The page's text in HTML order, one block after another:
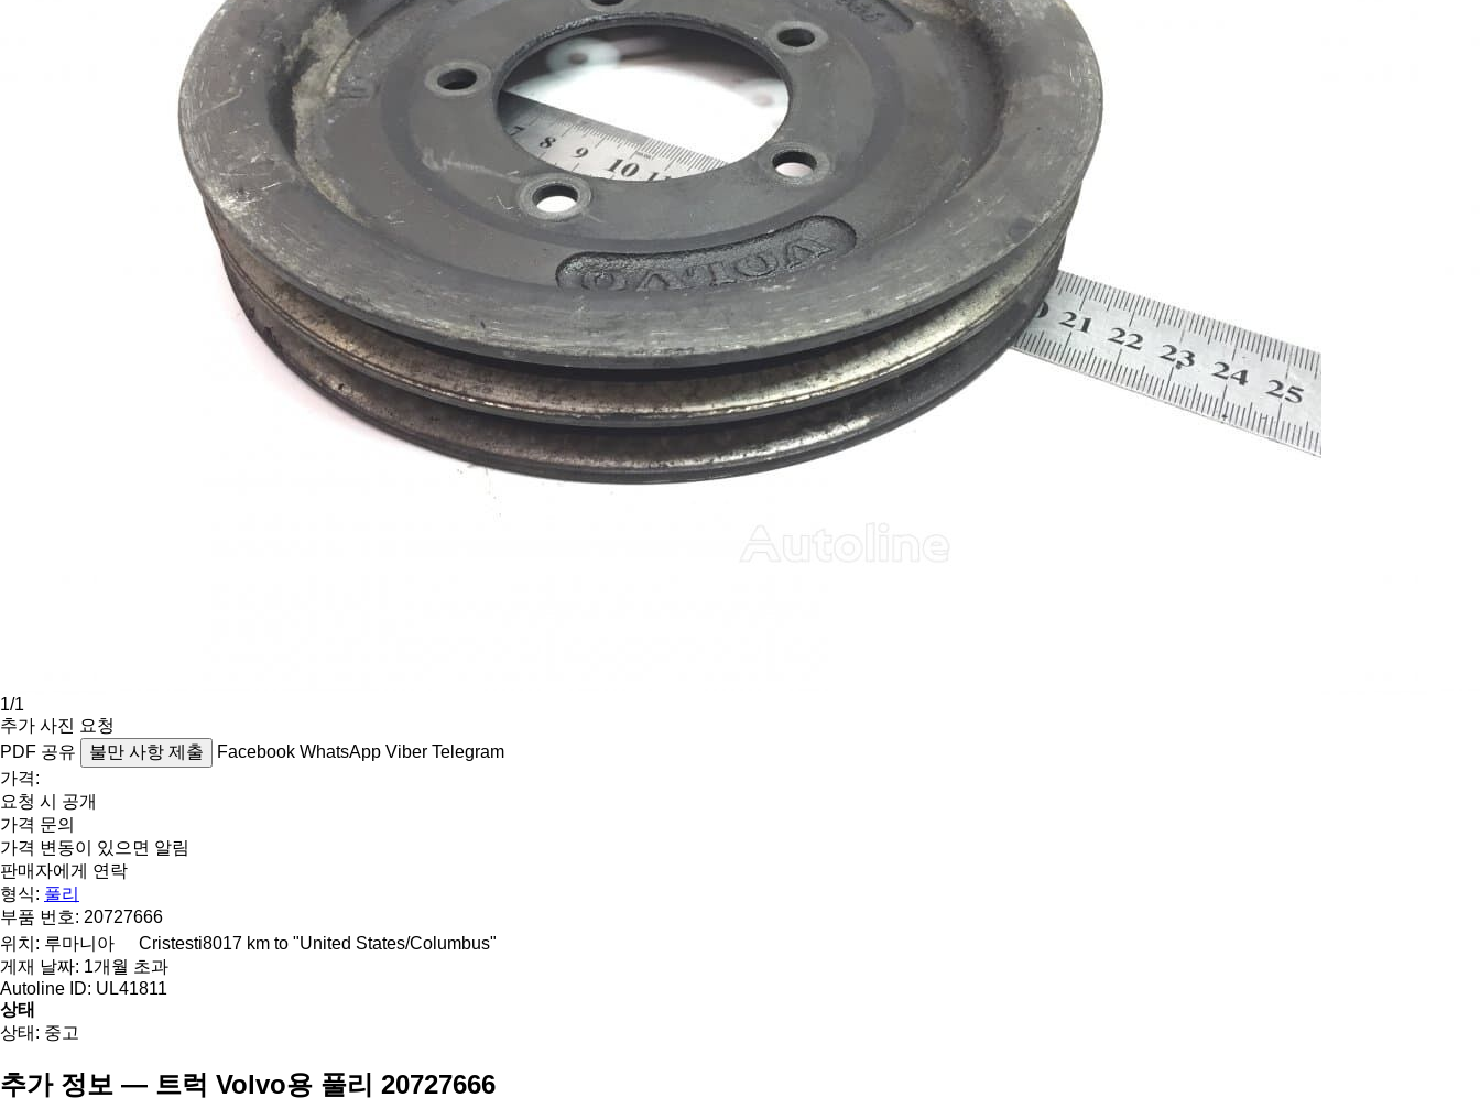
1/1
추가 사진 요청
PDF 공유 불만 사항 제출 Facebook WhatsApp Viber Telegram
가격:
요청 시 공개
가격 문의
가격 변동이 있으면 알림
판매자에게 연락
형식: 풀리
부품 번호: 20727666
위치: 루마니아 Cristesti8017 km to "United States/Columbus"
게재 날짜: 1개월 초과
Autoline ID: UL41811
상태
상태: 중고
추가 정보 — 트럭 Volvo용 풀리 20727666